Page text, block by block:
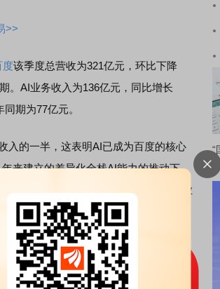
>>
度该季度总营收为321亿元，环比下降
。AI业务收入为136亿元，同比增长
期为77亿元。
的一半，这表明AI已成为百度的核心
来建立的差异化全栈AI能力的推动下，
响力，进一步验证了百度AI创新的商业
数增长，并持续推进国际化扩张。我们
“